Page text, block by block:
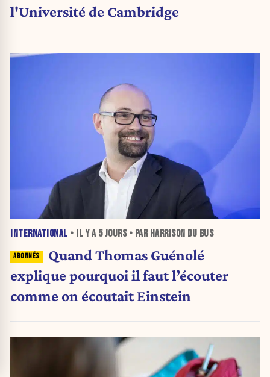
l'Université de Cambridge
INTERNATIONAL • IL Y A 5 JOURS• PAR HARRISON DU BUS
Quand Thomas Guénolé
explique pourquoi il faut l’écouter
comme on écoutait Einstein